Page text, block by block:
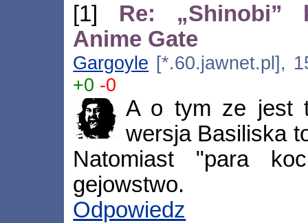
[1] Re: „Shinobi”
Anime Gate
Gargoyle [*.60.jawnet.pl],
+0 -0
A o tym ze jest
wersja Basiliska
Natomiast "para
gejowstwo.
Odpowiedz